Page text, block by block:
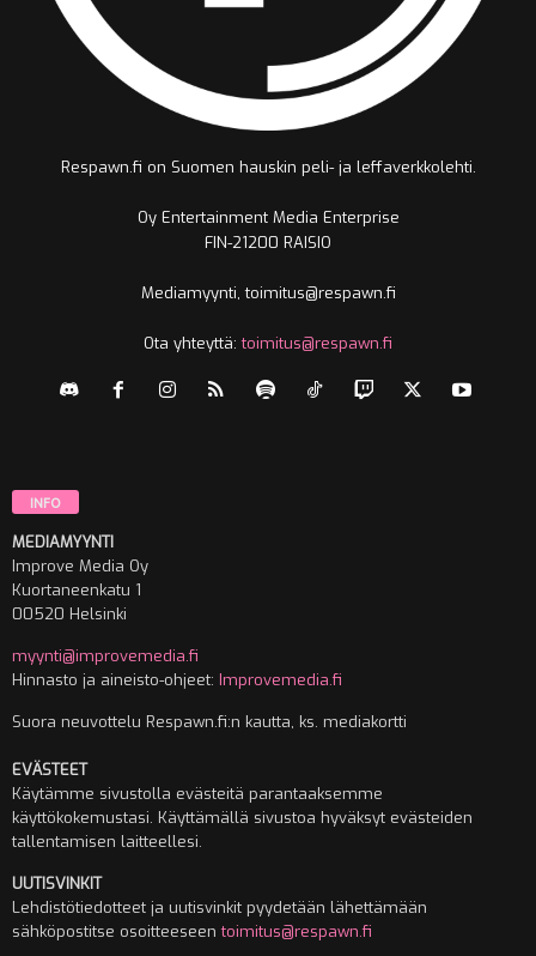
Respawn.fi on Suomen hauskin peli- ja leffaverkkolehti.
Oy Entertainment Media Enterprise
FIN-21200 RAISIO
Mediamyynti, toimitus@respawn.fi
Ota yhteyttä:toimitus@respawn.fi
INFO
MEDIAMYYNTI
Improve Media Oy
Kuortaneenkatu 1
00520 Helsinki
myynti@improvemedia.fi
Hinnasto ja aineisto-ohjeet: Improvemedia.fi
Suora neuvottelu Respawn.fi:n kautta, ks. mediakortti
EVÄSTEET
Käytämme sivustolla evästeitä parantaaksemme
käyttökokemustasi. Käyttämällä sivustoa hyväksyt evästeiden
tallentamisen laitteellesi.
UUTISVINKIT
Lehdistötiedotteet ja uutisvinkit pyydetään lähettämään
sähköpostitse osoitteeseentoimitus@respawn.fi